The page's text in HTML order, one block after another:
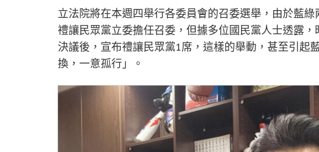
立法院將在本週四舉行各委員會的召委選舉，由於藍
禮讓民眾黨立委擔任召委，但據多位國民黨人士透露
決議後，宣布禮讓民眾黨1席，這樣的舉動，甚至引起
換，一意孤行」。